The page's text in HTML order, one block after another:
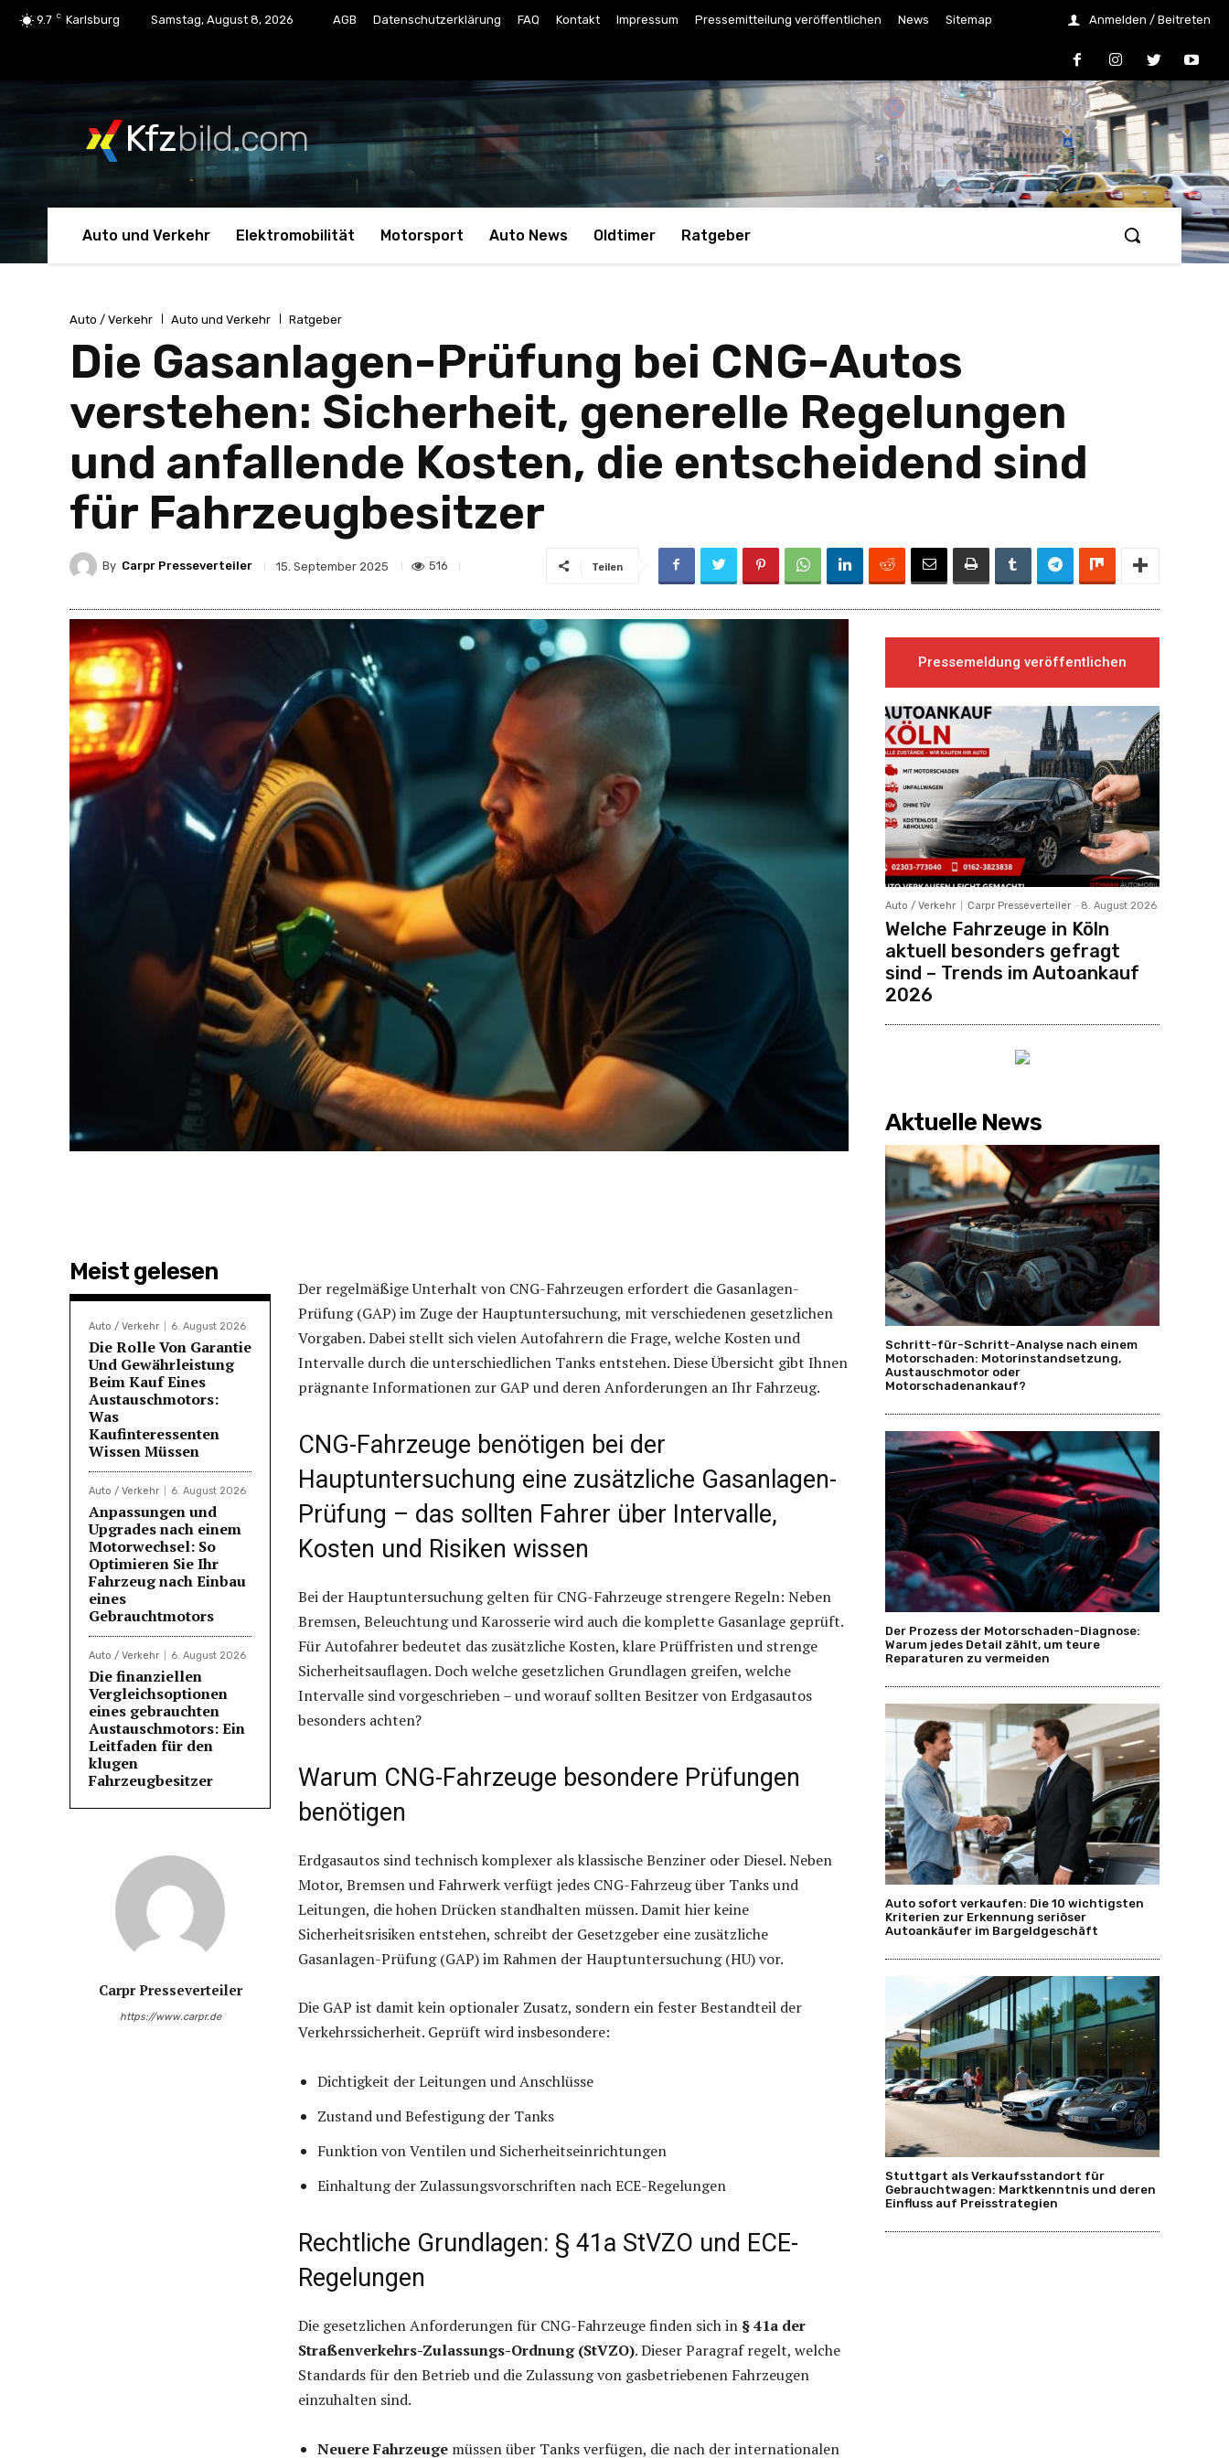
9.7 C Karlsburg Samstag, August 8, 2026 AGB Datenschutzerklärung FAQ Kontakt Impressum Pressemitteilung veröffentlichen News Sitemap Anmelden / Beitreten
Kfzbild.com
Auto und Verkehr Elektromobilität Motorsport Auto News Oldtimer Ratgeber
Auto / Verkehr Auto und Verkehr Ratgeber
Die Gasanlagen-Prüfung bei CNG-Autos
verstehen: Sicherheit, generelle Regelungen
und anfallende Kosten, die entscheidend sind
für Fahrzeugbesitzer
By Carpr Presseverteiler 15. September 2025 516 Teilen
Meist gelesen
Auto / Verkehr 6. August 2026
Die Rolle Von Garantie
Und Gewährleistung
Beim Kauf Eines
Austauschmotors:
Was
Kaufinteressenten
Wissen Müssen
Auto / Verkehr 6. August 2026
Anpassungen und
Upgrades nach einem
Motorwechsel: So
Optimieren Sie Ihr
Fahrzeug nach Einbau
eines
Gebrauchtmotors
Auto / Verkehr 6. August 2026
Die finanziellen
Vergleichsoptionen
eines gebrauchten
Austauschmotors: Ein
Leitfaden für den
klugen
Fahrzeugbesitzer
Carpr Presseverteiler
https://www.carpr.de
Der regelmäßige Unterhalt von CNG-Fahrzeugen erfordert die Gasanlagen-
Prüfung (GAP) im Zuge der Hauptuntersuchung, mit verschiedenen gesetzlichen
Vorgaben. Dabei stellt sich vielen Autofahrern die Frage, welche Kosten und
Intervalle durch die unterschiedlichen Tanks entstehen. Diese Übersicht gibt Ihnen
prägnante Informationen zur GAP und deren Anforderungen an Ihr Fahrzeug.
CNG-Fahrzeuge benötigen bei der
Hauptuntersuchung eine zusätzliche Gasanlagen-
Prüfung – das sollten Fahrer über Intervalle,
Kosten und Risiken wissen
Bei der Hauptuntersuchung gelten für CNG-Fahrzeuge strengere Regeln: Neben
Bremsen, Beleuchtung und Karosserie wird auch die komplette Gasanlage geprüft.
Für Autofahrer bedeutet das zusätzliche Kosten, klare Prüffristen und strenge
Sicherheitsauflagen. Doch welche gesetzlichen Grundlagen greifen, welche
Intervalle sind vorgeschrieben – und worauf sollten Besitzer von Erdgasautos
besonders achten?
Warum CNG-Fahrzeuge besondere Prüfungen
benötigen
Erdgasautos sind technisch komplexer als klassische Benziner oder Diesel. Neben
Motor, Bremsen und Fahrwerk verfügt jedes CNG-Fahrzeug über Tanks und
Leitungen, die hohen Drücken standhalten müssen. Damit hier keine
Sicherheitsrisiken entstehen, schreibt der Gesetzgeber eine zusätzliche
Gasanlagen-Prüfung (GAP) im Rahmen der Hauptuntersuchung (HU) vor.
Die GAP ist damit kein optionaler Zusatz, sondern ein fester Bestandteil der
Verkehrssicherheit. Geprüft wird insbesondere:
Dichtigkeit der Leitungen und Anschlüsse
Zustand und Befestigung der Tanks
Funktion von Ventilen und Sicherheitseinrichtungen
Einhaltung der Zulassungsvorschriften nach ECE-Regelungen
Rechtliche Grundlagen: § 41a StVZO und ECE-
Regelungen
Die gesetzlichen Anforderungen für CNG-Fahrzeuge finden sich in § 41a der
Straßenverkehrs-Zulassungs-Ordnung (StVZO). Dieser Paragraf regelt, welche
Standards für den Betrieb und die Zulassung von gasbetriebenen Fahrzeugen
einzuhalten sind.
Neuere Fahrzeuge müssen über Tanks verfügen, die nach der internationalen
Pressemeldung veröffentlichen
Auto / Verkehr Carpr Presseverteiler - 8. August 2026
Welche Fahrzeuge in Köln
aktuell besonders gefragt
sind – Trends im Autoankauf
2026
Aktuelle News
Schritt-für-Schritt-Analyse nach einem
Motorschaden: Motorinstandsetzung,
Austauschmotor oder
Motorschadenankauf?
Der Prozess der Motorschaden-Diagnose:
Warum jedes Detail zählt, um teure
Reparaturen zu vermeiden
Auto sofort verkaufen: Die 10 wichtigsten
Kriterien zur Erkennung seriöser
Autoankäufer im Bargeldgeschäft
Stuttgart als Verkaufsstandort für
Gebrauchtwagen: Marktkenntnis und deren
Einfluss auf Preisstrategien